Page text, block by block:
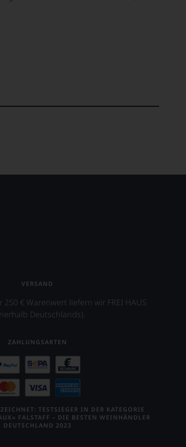
VERSAND
250 € Warenwert liefern wir FREI HAUS
Deutschlands).
ZAHLUNGSARTEN
TESTSIEGER IN DER KATEGORIE
FALSTAFF – DIE BESTEN WEINHÄNDLER
DEUTSCHLAND 2023